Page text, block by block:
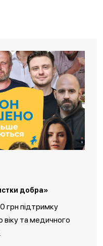
добра»
грн підтримку
та медичного